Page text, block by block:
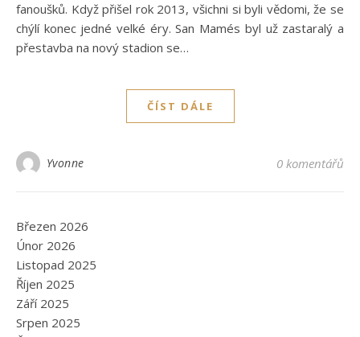
fanoušků. Když přišel rok 2013, všichni si byli vědomi, že se
chýlí konec jedné velké éry. San Mamés byl už zastaralý a
přestavba na nový stadion se…
ČÍST DÁLE
Yvonne 0 komentářů
Březen 2026
Únor 2026
Listopad 2025
Říjen 2025
Září 2025
Srpen 2025